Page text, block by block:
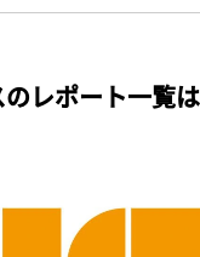
レポート一覧